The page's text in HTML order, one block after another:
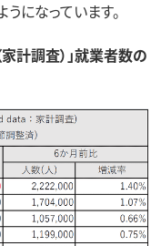
になっています。
計調査）」就業者数の